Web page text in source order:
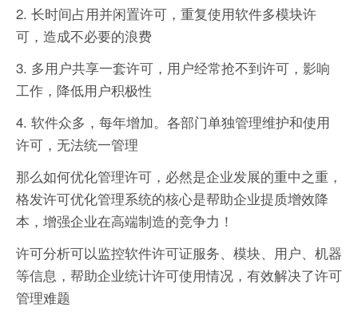
2. 长时间占用并闲置许可，重复使用软件多模块许
可，造成不必要的浪费
3. 多用户共享一套许可，用户经常抢不到许可，影响
工作，降低用户积极性
4. 软件众多，每年增加。各部门单独管理维护和使用
许可，无法统一管理
那么如何优化管理许可，必然是企业发展的重中之重，
格发许可优化管理系统的核心是帮助企业提质增效降
本，增强企业在高端制造的竞争力！
许可分析可以监控软件许可证服务、模块、用户、机器
等信息，帮助企业统计许可使用情况，有效解决了许可
管理难题